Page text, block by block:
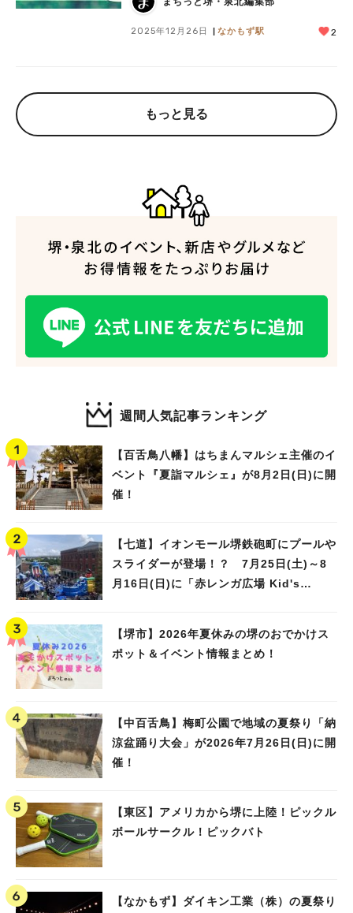
2025年12月26日 なかもず駅 2
もっと見る
週間人気記事ランキング
【百舌鳥八幡】はちまんマルシェ主催のイ
ベント『夏詣マルシェ』が8月2日(日)に開
催！
【七道】イオンモール堺鉄砲町にプールや
スライダーが登場！？ 7月25日(土)～8
月16日(日)に「赤レンガ広場 Kid's
【堺市】2026年夏休みの堺のおでかけス
ポット＆イベント情報まとめ！
【中百舌鳥】梅町公園で地域の夏祭り「納
涼盆踊り大会」が2026年7月26日(日)に開
催！
【東区】アメリカから堺に上陸！ピックル
ボールサークル！ピックバト
【なかもず】ダイキン工業（株）の夏祭り
人気のキーワード
#光明池駅#なかもず駅